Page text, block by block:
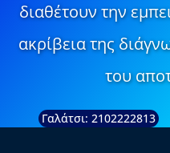
διαθέτουν την
ακρίβεια της
του
Γαλάτσι: 2102222813